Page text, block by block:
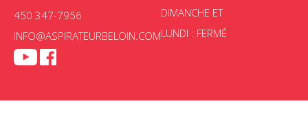
450 347-7956
INFO@ASPIRATEURBELOIN.COM
DIMANCHE ET
LUNDI : FERMÉ